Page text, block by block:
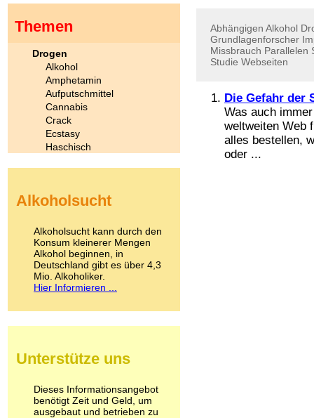
Abhängigen Alkohol
Grundlagenforscher
Missbrauch Parallelen
Studie Webseiten
Die Gefahr der
Was auch
weltweiten Web
alles bestellen,
oder ...
Themen
Drogen
Alkohol
Amphetamin
Aufputschmittel
Cannabis
Crack
Ecstasy
Haschisch
Kokain
LSD
Marihuana
Medikamente
Meskalin
Metamphetamin
Methadon
Pilze
Psychopharmaka
Schlafmittel
Schmerzmittel
Alkoholsucht
Alkoholsucht kann durch den
Konsum kleinerer Mengen
Alkohol beginnen, in
Deutschland gibt es über 4,3
Mio. Alkoholiker.
Hier Informieren ...
Unterstütze uns
Dieses Informationsangebot
benötigt Zeit und Geld, um
ausgebaut und betrieben zu